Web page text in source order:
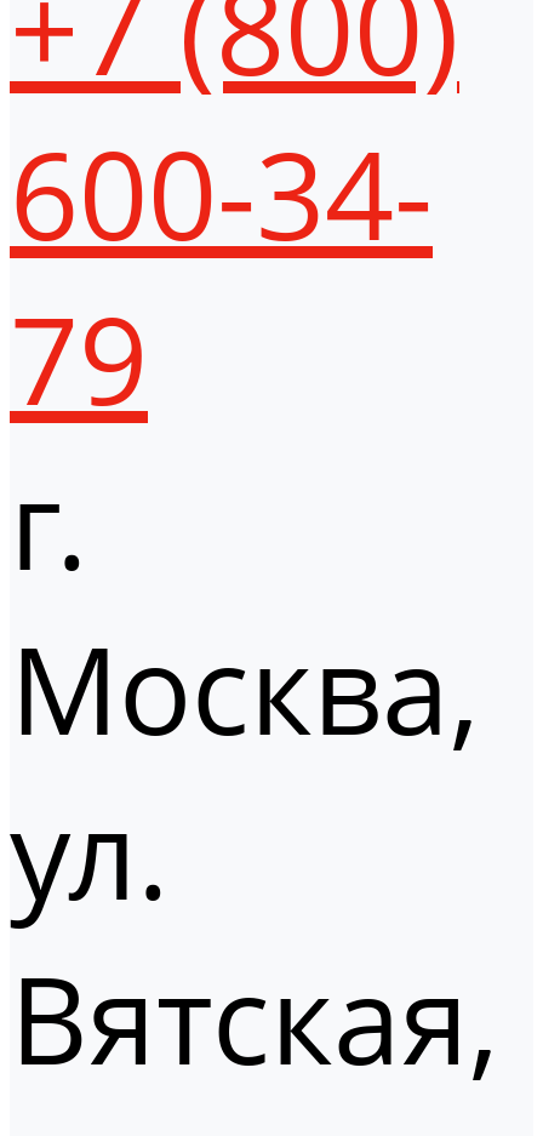
600-34-
79
г.
Москва,
ул.
Вятская,